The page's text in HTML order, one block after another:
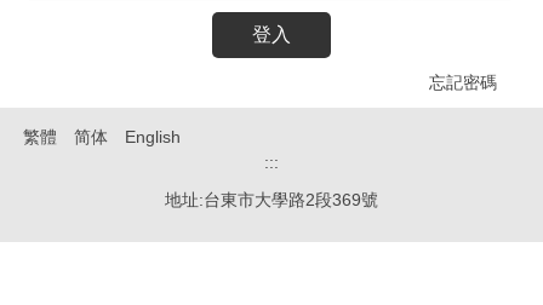
登入
忘記密碼
繁體 简体
English
:::
地址:台東市大學路2段369號